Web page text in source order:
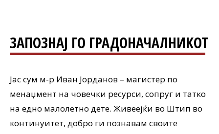
ЗАПОЗНАЈ ГО ГРАДОНАЧАЛНИКОТ
Јас сум м-р Иван Јорданов – магистер по
менаџмент на човечки ресурси, сопруг и татко
на едно малолетно дете. Живеејќи во Штип во
континуитет, добро ги познавам своите